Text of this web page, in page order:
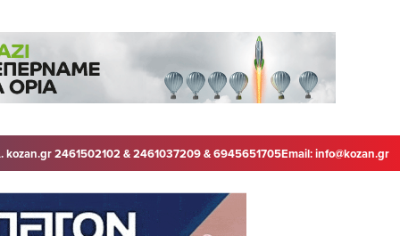
kozan.gr 2461502102 & 2461037209 & 6945651705Email:info@kozan.gr